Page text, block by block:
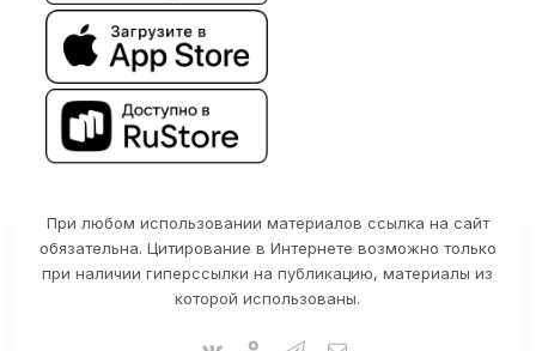
При любом использовании материалов ссылка на сайт
обязательна. Цитирование в Интернете возможно только
при наличии гиперссылки на публикацию, материалы из
которой использованы.